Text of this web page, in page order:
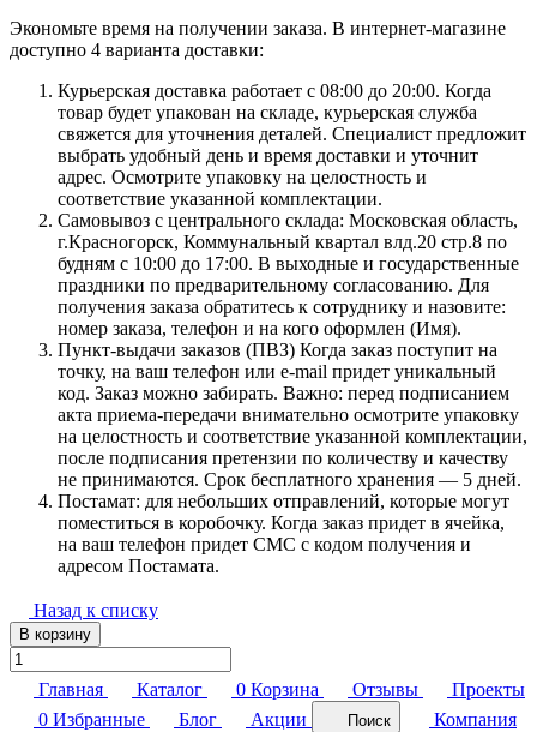
Экономьте время на получении заказа. В интернет-магазине
доступно 4 варианта доставки:
Курьерская доставка работает с 08:00 до 20:00. Когда
товар будет упакован на складе, курьерская служба
свяжется для уточнения деталей. Специалист предложит
выбрать удобный день и время доставки и уточнит
адрес. Осмотрите упаковку на целостность и
соответствие указанной комплектации.
Самовывоз с центрального склада: Московская область,
г.Красногорск, Коммунальный квартал влд.20 стр.8 по
будням с 10:00 до 17:00. В выходные и государственные
праздники по предварительному согласованию. Для
получения заказа обратитесь к сотруднику и назовите:
номер заказа, телефон и на кого оформлен (Имя).
Пункт-выдачи заказов (ПВЗ) Когда заказ поступит на
точку, на ваш телефон или e-mail придет уникальный
код. Заказ можно забирать. Важно: перед подписанием
акта приема-передачи внимательно осмотрите упаковку
на целостность и соответствие указанной комплектации,
после подписания претензии по количеству и качеству
не принимаются. Срок бесплатного хранения — 5 дней.
Постамат: для небольших отправлений, которые могут
поместиться в коробочку. Когда заказ придет в ячейка,
на ваш телефон придет СМС с кодом получения и
адресом Постамата.
Назад к списку
В корзину
Главная Каталог 0 Корзина Отзывы
Проекты
0 Избранные Блог Акции Поиск
Компания